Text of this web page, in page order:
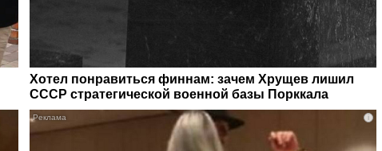
Хотел понравиться финнам: зачем Хрущев лишил
СССР стратегической военной базы Порккала
i